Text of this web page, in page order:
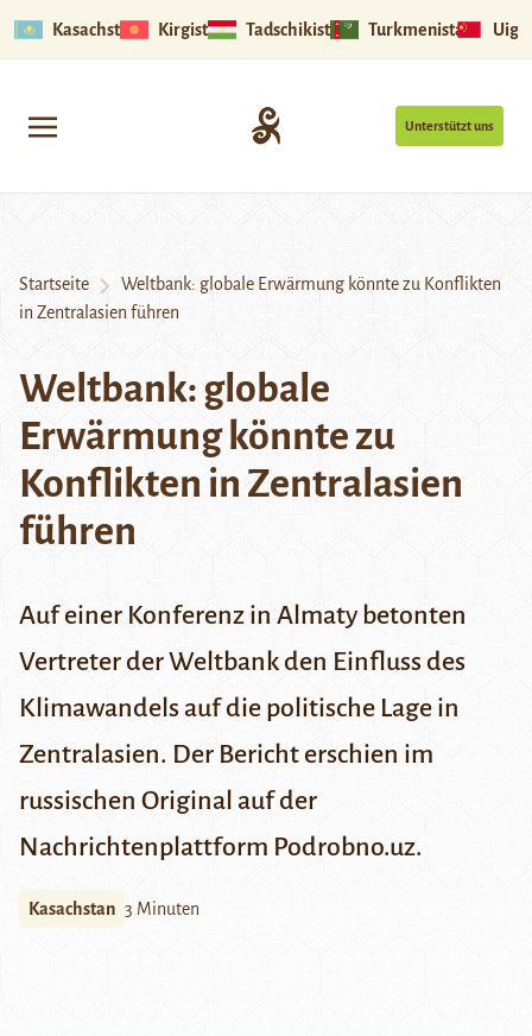
Kasachstan Kirgistan Tadschikistan Turkmenistan
Unterstützt uns
Startseite
Weltbank: globale Erwärmung könnte zu Konflikten
in Zentralasien führen
Weltbank: globale
Erwärmung könnte zu
Konflikten in Zentralasien
führen
Auf einer Konferenz in Almaty betonten
Vertreter der Weltbank den Einfluss des
Klimawandels auf die politische Lage in
Zentralasien. Der Bericht erschien im
russischen Original auf der
Nachrichtenplattform Podrobno.uz.
Kasachstan 3 Minuten